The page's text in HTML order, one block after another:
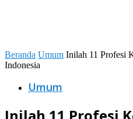
Beranda Umum Inilah 11 Profesi
Indonesia
Umum